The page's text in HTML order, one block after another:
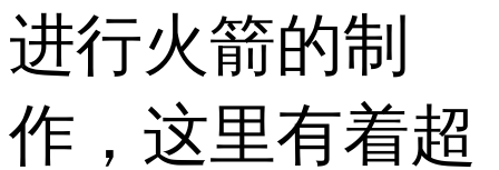
进行火箭的制
作，这里有着超